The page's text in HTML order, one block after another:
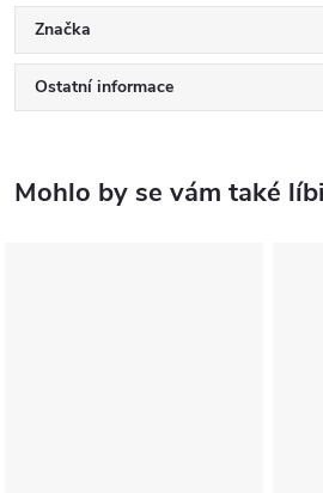
Značka
Ostatní informace